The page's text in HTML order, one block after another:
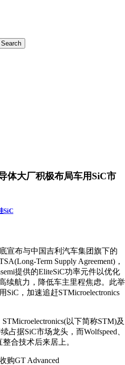
体大厂积极布局车用SiC市
SiC
宣布与中国吉利汽车集团旗下的
Term Supply Agreement)，
提供的EliteSiC功率元件以优化
续航力，降低车主里程焦虑。此举
SiC，加速追赶STMicroelectronics
以下简称STM)及
占据SiC市场龙头，而Wolfspeed、
合技术后来居上。
购GT Advanced